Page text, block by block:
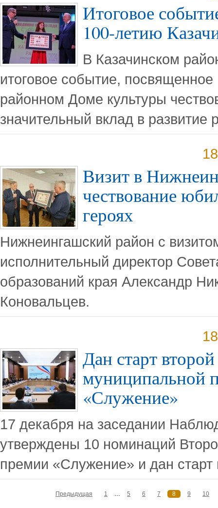
Итоговое
100-летию
В Казачинском
итоговое событие,
районном Доме культуры
значительный вклад в развитие
Визит в
чествование
героях
Нижнеингашский район с
исполнительный директор
образований края Александр
Коновальцев.
Дан старт
муниципальной
«Служение»
17 декабря на заседании
утверждены 10 номинаций
премии «Служение» и дан старт
Предыдущая 1 5 6 7 8 9 10